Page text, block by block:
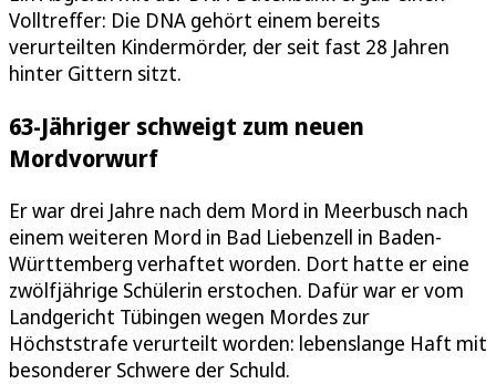
Volltreffer: Die DNA gehört einem bereits
verurteilten Kindermörder, der seit fast 28 Jahren
hinter Gittern sitzt.
63-Jähriger schweigt zum neuen
Mordvorwurf
Er war drei Jahre nach dem Mord in Meerbusch nach
einem weiteren Mord in Bad Liebenzell in Baden-
Württemberg verhaftet worden. Dort hatte er eine
zwölfjährige Schülerin erstochen. Dafür war er vom
Landgericht Tübingen wegen Mordes zur
Höchststrafe verurteilt worden: lebenslange Haft mit
besonderer Schwere der Schuld.